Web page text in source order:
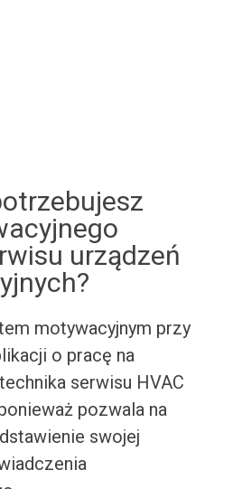
urządzeń
motywacyjnym przy
o pracę na
serwisu HVAC
pozwala na
swojej